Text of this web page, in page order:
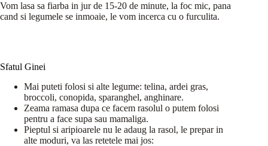
Vom lasa sa fiarba in jur de 15-20 de minute, la foc mic, pana
cand si legumele se inmoaie, le vom incerca cu o furculita.
Sfatul Ginei
Mai puteti folosi si alte legume: telina, ardei gras,
broccoli, conopida, sparanghel, anghinare.
Zeama ramasa dupa ce facem rasolul o putem folosi
pentru a face supa sau mamaliga.
Pieptul si aripioarele nu le adaug la rasol, le prepar in
alte moduri, va las retetele mai jos: